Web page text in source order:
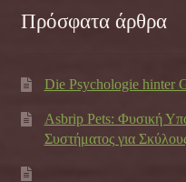
Πρόσφατα άρθρα
Die Psychologie hinter
Asbrip Pets: Φυσική
Συστήματος για